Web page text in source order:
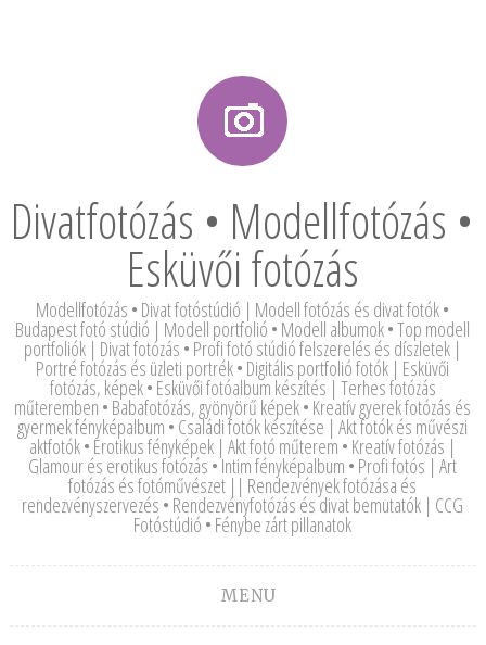
Divatfotózás • Modellfotózás •
Esküvői fotózás
Modellfotózás • Divat fotóstúdió | Modell fotózás és divat fotók •
Budapest fotó stúdió | Modell portfolió • Modell albumok • Top modell
portfoliók | Divat fotózás • Profi fotó stúdió felszerelés és díszletek |
Portré fotózás és üzleti portrék • Digitális portfolió fotók | Esküvői
fotózás, képek • Esküvői fotóalbum készítés | Terhes fotózás
műteremben • Babafotózás, gyönyörű képek • Kreatív gyerek fotózás és
gyermek fényképalbum • Családi fotók készítése | Akt fotók és művészi
aktfotók • Erotikus fényképek | Akt fotó műterem • Kreatív fotózás |
Glamour és erotikus fotózás • Intim fényképalbum • Profi fotós | Art
fotózás és fotóművészet || Rendezvények fotózása és
rendezvényszervezés • Rendezvényfotózás és divat bemutatók | CCG
Fotóstúdió • Fénybe zárt pillanatok
MENU